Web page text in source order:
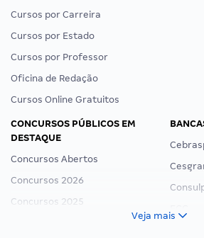
Cursos por Carreira
Cursos por Estado
Cursos por Professor
Oficina de Redação
Cursos Online Gratuitos
CONCURSOS PÚBLICOS EM
DESTAQUE
Concursos Abertos
Concursos 2026
Concursos 2025
Veja mais